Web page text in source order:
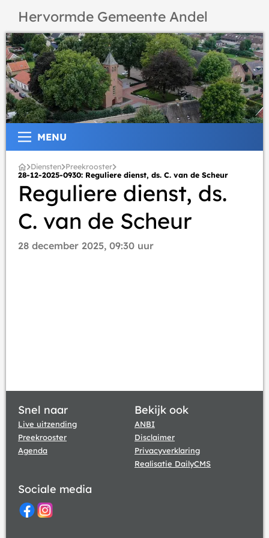
Hervormde Gemeente Andel
MENU
Diensten Preekrooster
28-12-2025-0930: Reguliere dienst, ds. C. van de Scheur
Reguliere dienst, ds.
C. van de Scheur
28 december 2025, 09:30 uur
Snel naar
Live uitzending
Preekrooster
Agenda
Bekijk ook
ANBI
Disclaimer
Privacyverklaring
Realisatie DailyCMS
Sociale media